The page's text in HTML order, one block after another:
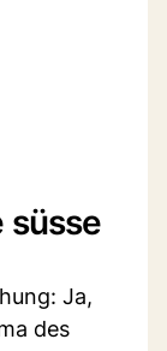
süsse
Ja,
des